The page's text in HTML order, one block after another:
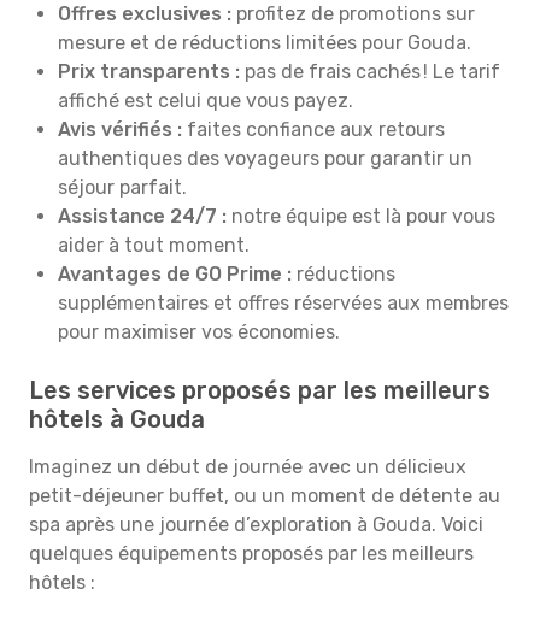
Offres exclusives : profitez de promotions sur
mesure et de réductions limitées pour Gouda.
Prix transparents : pas de frais cachés ! Le tarif
affiché est celui que vous payez.
Avis vérifiés : faites confiance aux retours
authentiques des voyageurs pour garantir un
séjour parfait.
Assistance 24/7 : notre équipe est là pour vous
aider à tout moment.
Avantages de GO Prime : réductions
supplémentaires et offres réservées aux membres
pour maximiser vos économies.
Les services proposés par les meilleurs
hôtels à Gouda
Imaginez un début de journée avec un délicieux
petit-déjeuner buffet, ou un moment de détente au
spa après une journée d’exploration à Gouda. Voici
quelques équipements proposés par les meilleurs
hôtels :